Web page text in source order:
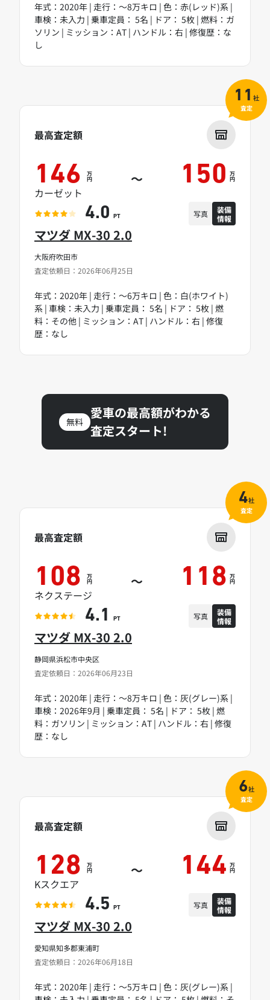
年式：2020年 | 走行：～8万キロ | 色：赤(レッド)系 |
車検：未入力 | 乗車定員： 5名 | ドア： 5枚 | 燃料：ガ
ソリン | ミッション：AT | ハンドル：右 | 修復歴：な
し
大阪府吹田市
査定依頼日：2026年06月25日
マツダ MX-30 2.0
年式：2020年 | 走行：～6万キロ | 色：白(ホワイト)
系 | 車検：未入力 | 乗車定員： 5名 | ドア： 5枚 | 燃
料：その他 | ミッション：AT | ハンドル：右 | 修復
歴：なし
最高査定額
146 万
円 ～ 150 万
円
カーゼット
4.0 PT 写真
装備
情報
11 社
査定
無料
愛車の最高額がわかる
査定スタート!
静岡県浜松市中央区
査定依頼日：2026年06月23日
マツダ MX-30 2.0
年式：2020年 | 走行：～8万キロ | 色：灰(グレー)系 |
車検：2026年9月 | 乗車定員： 5名 | ドア： 5枚 | 燃
料：ガソリン | ミッション：AT | ハンドル：右 | 修復
歴：なし
最高査定額
108 万
円 ～ 118 万
円
ネクステージ
4.1 PT 写真
装備
情報
4社
査定
愛知県知多郡東浦町
査定依頼日：2026年06月18日
マツダ MX-30 2.0
年式：2020年 | 走行：～5万キロ | 色：灰(グレー)系 |
最高査定額
128 万
円 ～ 144 万
円
Kスクエア
4.5 PT 写真
装備
情報
6社
査定